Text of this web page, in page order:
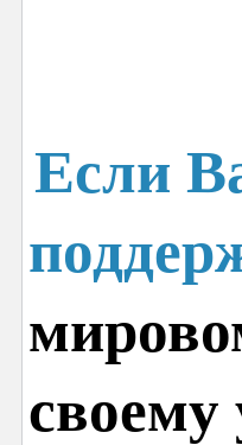
Если